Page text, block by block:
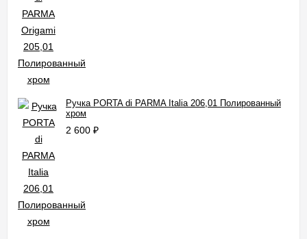
Ручка PORTA di PARMA Italia 206,01 Полированный
хром
2 600 ₽